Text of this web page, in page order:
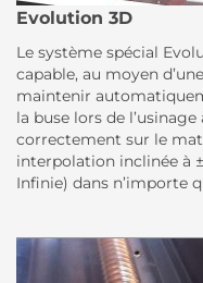
Evolution 3D
Le système spécial
capable, au moyen
maintenir
la buse lors de
correctement sur le
interpolation inclinée à
Infinie) dans n’importe